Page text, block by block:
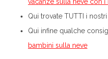
Qui trovate TUTTI i nostri
Qui infine qualche
bambini sulla neve